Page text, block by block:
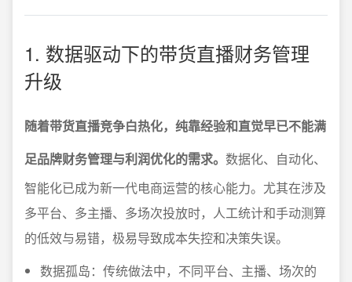
1. 数据驱动下的带货直播财务管理
升级
随着带货直播竞争白热化，纯靠经验和直觉早已不能满
足品牌财务管理与利润优化的需求。 数据化、自动化、
智能化已成为新一代电商运营的核心能力。尤其在涉及
多平台、多主播、多场次投放时，人工统计和手动测算
的低效与易错，极易导致成本失控和决策失误。
数据孤岛：传统做法中，不同平台、主播、场次的